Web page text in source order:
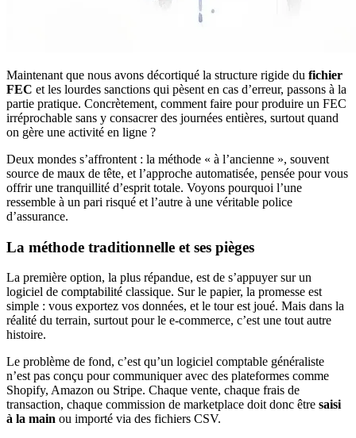
Maintenant que nous avons décortiqué la structure rigide du fichier
FEC et les lourdes sanctions qui pèsent en cas d’erreur, passons à la
partie pratique. Concrètement, comment faire pour produire un FEC
irréprochable sans y consacrer des journées entières, surtout quand
on gère une activité en ligne ?
Deux mondes s’affrontent : la méthode « à l’ancienne », souvent
source de maux de tête, et l’approche automatisée, pensée pour vous
offrir une tranquillité d’esprit totale. Voyons pourquoi l’une
ressemble à un pari risqué et l’autre à une véritable police
d’assurance.
La méthode traditionnelle et ses pièges
La première option, la plus répandue, est de s’appuyer sur un
logiciel de comptabilité classique. Sur le papier, la promesse est
simple : vous exportez vos données, et le tour est joué. Mais dans la
réalité du terrain, surtout pour le e-commerce, c’est une tout autre
histoire.
Le problème de fond, c’est qu’un logiciel comptable généraliste
n’est pas conçu pour communiquer avec des plateformes comme
Shopify, Amazon ou Stripe. Chaque vente, chaque frais de
transaction, chaque commission de marketplace doit donc être saisi
à la main ou importé via des fichiers CSV.